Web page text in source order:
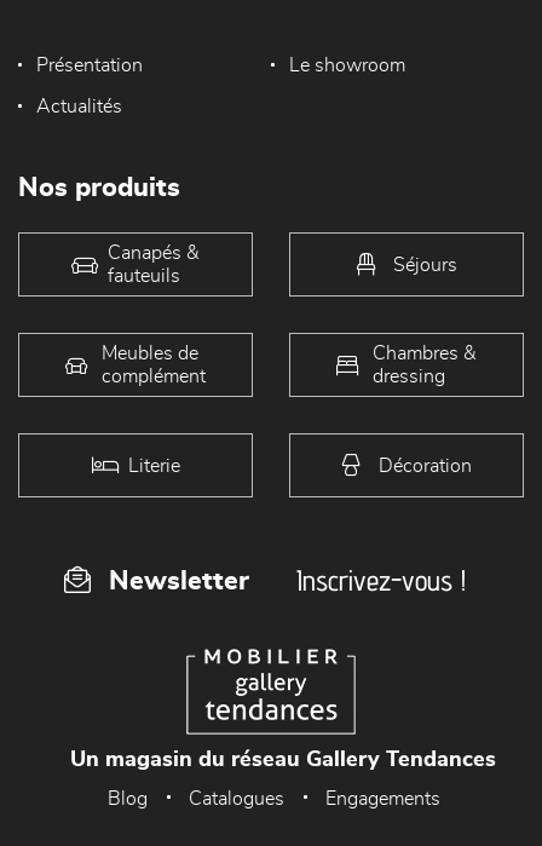
Présentation Le showroom
Actualités
Nos produits
Canapés &
fauteuils
Séjours
Meubles de
complément
Chambres &
dressing
Literie Décoration
Newsletter Inscrivez-vous !
Un magasin du réseau Gallery Tendances
Blog Catalogues Engagements